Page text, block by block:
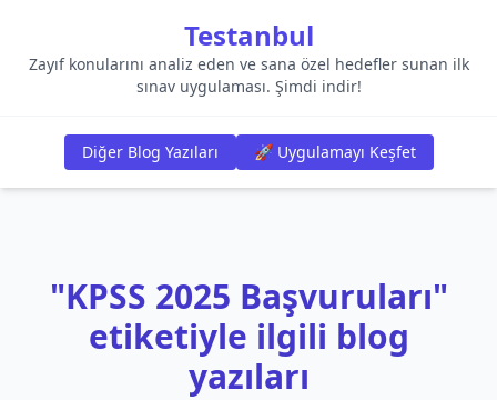
Testanbul
Zayıf konularını analiz eden ve sana özel hedefler sunan ilk
sınav uygulaması. Şimdi indir!
Diğer Blog Yazıları 🚀 Uygulamayı Keşfet
"KPSS 2025 Başvuruları"
etiketiyle ilgili blog
yazıları